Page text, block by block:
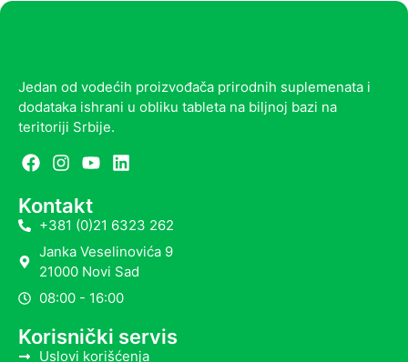
Jedan od vodećih proizvođača prirodnih suplemenata i
dodataka ishrani u obliku tableta na biljnoj bazi na
teritoriji Srbije.
Kontakt
+381 (0)21 6323 262
Janka Veselinovića 9
21000 Novi Sad
08:00 - 16:00
Korisnički servis
Uslovi korišćenja